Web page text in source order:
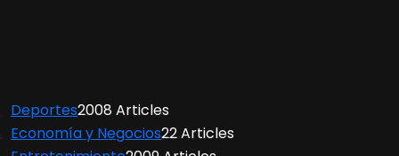
Deportes2008 Articles
Economía y Negocios22 Articles